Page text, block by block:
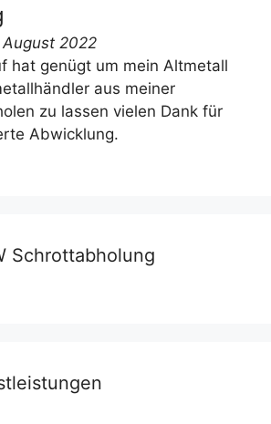
August 2022
hat genügt um mein Altmetall
aus meiner
zu lassen vielen Dank für
Abwicklung.
Schrottabholung